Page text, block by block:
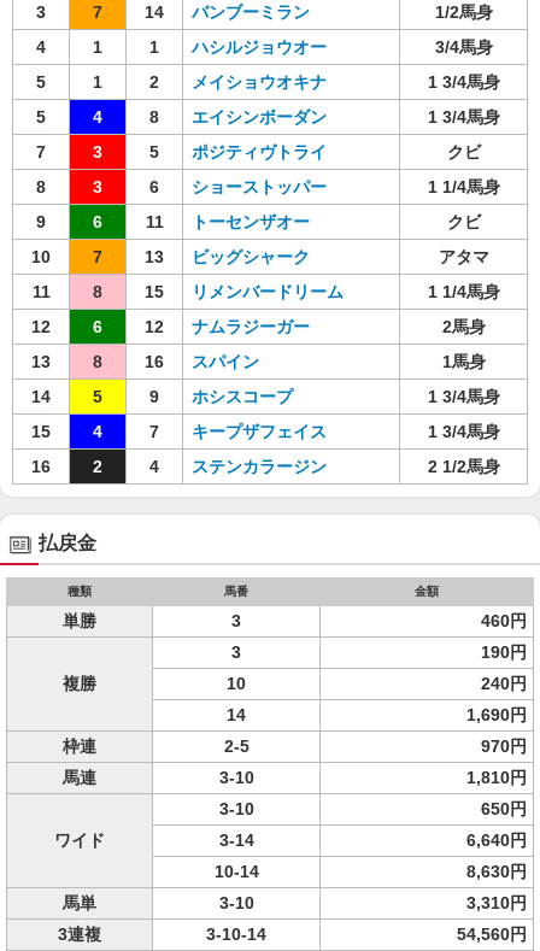
3
7 14 バンブーミラン
1/2馬身
4
1 1 ハシルジョウオー
3/4馬身
5
1 2 メイショウオキナ
1 3/4馬身
5
4 8 エイシンボーダン
1 3/4馬身
7
3 5 ポジティヴトライ
クビ
8
3 6 ショーストッパー
1 1/4馬身
9
6 11 トーセンザオー
クビ
10
7 13 ビッグシャーク
アタマ
11
8 15 リメンバードリーム
1 1/4馬身
12
6 12 ナムラジーガー
2馬身
13
8 16 スパイン
1馬身
14
5 9 ホシスコープ
1 3/4馬身
15
4 7 キープザフェイス
1 3/4馬身
16
2 4 ステンカラージン 2 1/2馬身
払戻金
種類 馬番 金額
単勝 3 460円
複勝
3
190円
10
240円
14
1,690円
枠連
2-5
970円
馬連
3-10 1,810円
ワイド
3-10
650円
3-14
6,640円
10-14
8,630円
馬単
3-10
3,310円
3連複
3-10-14
54,560円